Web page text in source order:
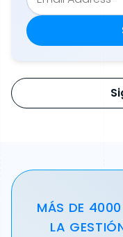
MÁS DE 4000
LA